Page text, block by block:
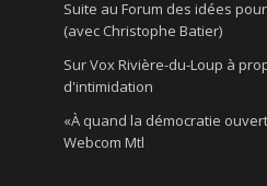
Suite au Forum des idées
(avec Christophe Batier)
Sur Vox Rivière-du-Loup à
d'intimidation
«À quand la démocratie
Webcom Mtl